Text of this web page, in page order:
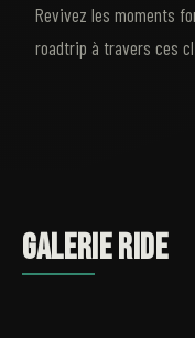
Revivez les moments
roadtrip à travers ces
GALERIE RIDE